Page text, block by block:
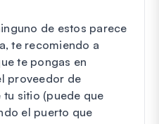
de estos parece
te recomiendo a
te pongas en
proveedor de
sitio (puede que
el puerto que